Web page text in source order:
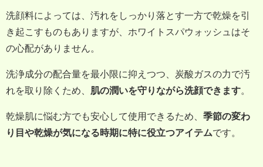
洗顔料によっては、汚れをしっかり落とす一方で乾燥を引
き起こすものもありますが、ホワイトスパウォッシュはそ
の心配がありません。
洗浄成分の配合量を最小限に抑えつつ、炭酸ガスの力で汚
れを取り除くため、 肌の潤いを守りながら洗顔できます。
乾燥肌に悩む方でも安心して使用できるため、 季節の変わ
り目や乾燥が気になる時期に特に役立つアイテムです。